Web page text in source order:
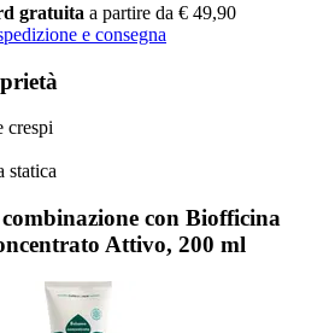
gratuita a partire da € 49,90
e consegna
crespi
statica
con Biofficina
Attivo, 200 ml